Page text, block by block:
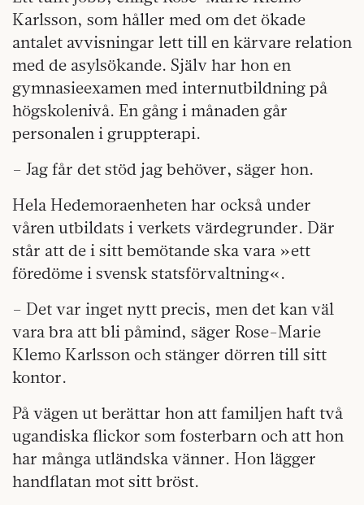
Karlsson, som håller med om det ökade
antalet avvisningar lett till en kärvare relation
med de asylsökande. Själv har hon en
gymnasieexamen med internutbildning på
högskolenivå. En gång i månaden går
personalen i gruppterapi.
– Jag får det stöd jag behöver, säger hon.
Hela Hedemoraenheten har också under
våren utbildats i verkets värdegrunder. Där
står att de i sitt bemötande ska vara »ett
föredöme i svensk statsförvaltning«.
– Det var inget nytt precis, men det kan väl
vara bra att bli påmind, säger Rose-Marie
Klemo Karlsson och stänger dörren till sitt
kontor.
På vägen ut berättar hon att familjen haft två
ugandiska flickor som fosterbarn och att hon
har många utländska vänner. Hon lägger
handflatan mot sitt bröst.